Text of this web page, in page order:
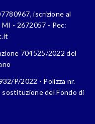
iscrizione al
- 2672057 - Pec:
704525/2022 del
P/2022 - Polizza nr.
del Fondo di